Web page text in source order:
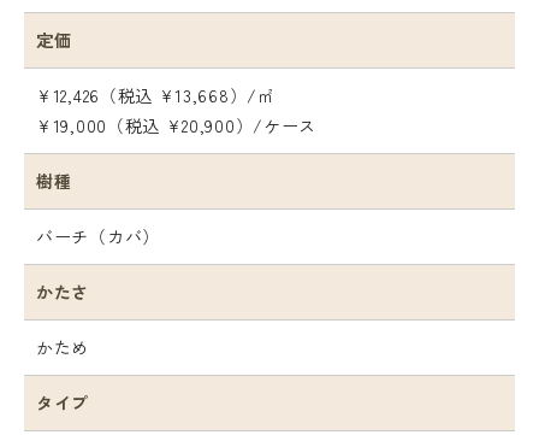
定価
¥12,426（税込 ¥13,668）/㎡
¥19,000（税込 ¥20,900）/ケース
樹種
バーチ（カバ）
かたさ
かため
タイプ